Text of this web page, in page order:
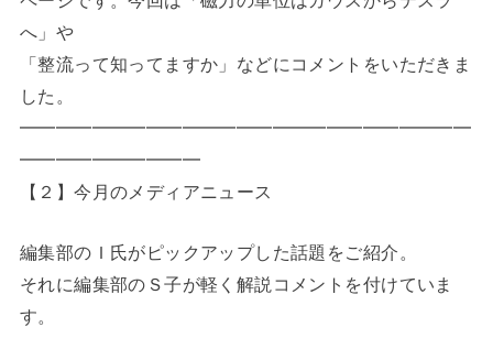
へ」や
「整流って知ってますか」などにコメントをいただきま
した。
━━━━━━━━━━━━━━━━━━━━━━━━━
━━━━━━━━━━
【２】今月のメディアニュース
編集部のＩ氏がピックアップした話題をご紹介。
それに編集部のＳ子が軽く解説コメントを付けていま
す。